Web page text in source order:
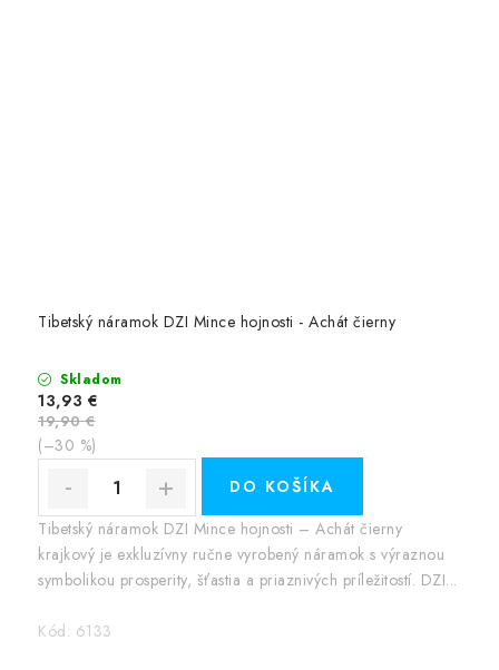
Tibetský náramok DZI Mince hojnosti - Achát čierny
Skladom
13,93 €
19,90 €
(–30 %)
DO KOŠÍKA
Tibetský náramok DZI Mince hojnosti – Achát čierny
krajkový je exkluzívny ručne vyrobený náramok s výraznou
symbolikou prosperity, šťastia a priaznivých príležitostí. DZI...
Kód: 6133